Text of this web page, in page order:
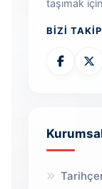
taşımak
BIZI